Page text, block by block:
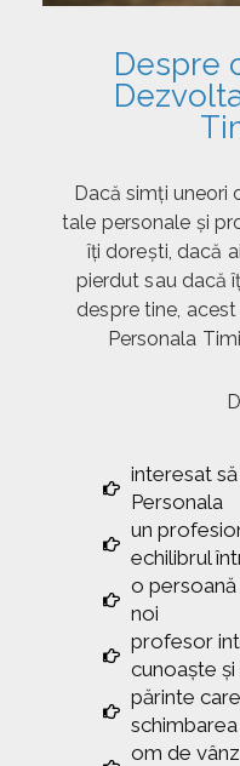
Despre
Dacă simți uneori
tale personale și
îți dorești, dacă
pierdut sau dacă
despre tine,
Personala
interesat
Personala
un
echilibrul
o
noi
profesor
cunoaște
părinte
om de